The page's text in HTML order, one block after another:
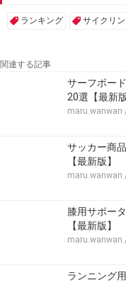
ランキング サイクリ
関連する記事
サーフボー
20選【最新版
maru.wanwan
サッカー商
【最新版】
maru.wanwan
膝用サポー
【最新版】
maru.wanwan
ランニング